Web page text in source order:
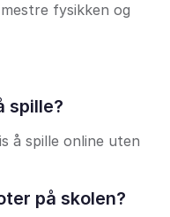
fysikken og
spille?
å spille online uten
på skolen?